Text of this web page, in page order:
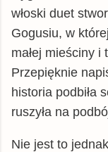
włoski duet
Gogusiu, w
małej mieściny i
Przepięknie
historia podbiła
ruszyła na
Nie jest to